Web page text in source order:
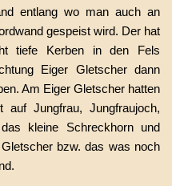
entlang wo man auch an
gespeist wird. Der hat
tiefe Kerben in den Fels
Eiger Gletscher dann
Am Eiger Gletscher hatten
Jungfrau, Jungfraujoch,
kleine Schreckhorn und
bzw. das was noch